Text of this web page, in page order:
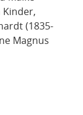
(1835-
Magnus